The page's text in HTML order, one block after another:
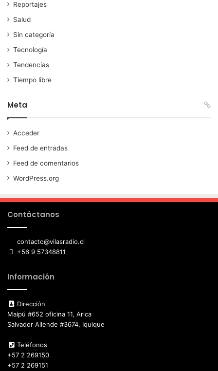
Reportajes
Salud
Sin categoría
Tecnología
Tendencias
Tiempo libre
Meta
Acceder
Feed de entradas
Feed de comentarios
WordPress.org
Contáctanos
contacto@vilasradio.cl
+56 9 57348811
Información
Dirección
Maipú #652 oficina 11, Arica
Salvador Allende #3674, Iquique
Teléfonos
+57 2 269150
+57 2 269151